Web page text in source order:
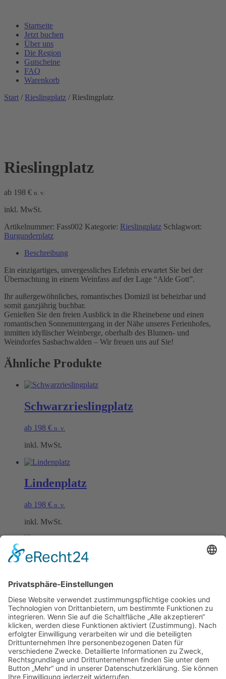
Startseite
Jetzt buchen
Über uns
Die Region
Gutscheine
FAQ
Warenkorb
Start / Rieslingplatz / Rieslingplatz
Rieslingplatz
ab 198 € n. v.
inkl. MwSt.
Artikelnummer: Fass002 Kategorie: Rieslingplatz Schlagwort:
Burgunderplatz
Beschreibung
Ein einzigartiges, unvergessliches Erlebnis erwartet Sie bei der
Übernachtung in einem Weinfass auf der Lage “Alde Gott”.
Ihr außergewöhnliches, romantisches Domizil ist beheizbar und
somit ganzjährig buchbar.
Genießen Sie den freien Ausblick in die Rheinebene und einen
romantischen Sonnenuntergang in der Nähe unseres Ferienhofes,
inmitten idyllischer Weinberge, oberhalb des Blumen- und
Weindorfes Sasbachwalden – Wir freuen uns auf Sie!
Ähnliche Produkte
Schwarzrieslingplatz
ab 198 € n. v.
inkl. MwSt.
Lindenplatz
ab 198 € n. v.
inkl. MwSt.
Scheurebenplatz
ab198€ n. v.
inkl. MwSt.
Öffnungszeiten Büro und Hofladen:
Hofladen:
Montag bis Sonntag von 09:00 – 11:30 Uhr und 14:00 – 18:00 Uhr
Telefonisch erreichen Sie uns:
Montag bis Freitag von 09:00 – 11:30 Uhr